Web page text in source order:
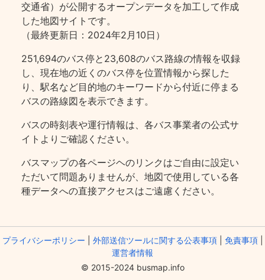
交通省）が公開するオープンデータを加工して作成
した地図サイトです。
（最終更新日：2024年2月10日）
251,694のバス停と23,608のバス路線の情報を収録
し、現在地の近くのバス停を位置情報から探した
り、駅名など目的地のキーワードから付近に停まる
バスの路線図を表示できます。
バスの時刻表や運行情報は、各バス事業者の公式サ
イトよりご確認ください。
バスマップの各ページヘのリンクはご自由に設定い
ただいて問題ありませんが、地図で使用している各
種データへの直接アクセスはご遠慮ください。
プライバシーポリシー 外部送信ツールに関する公表事項| 免責事項|
運営者情報
© 2015-2024 busmap.info